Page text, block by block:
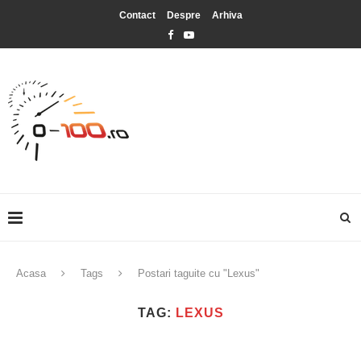
Contact Despre Arhiva
Acasa Tags Postari taguite cu "Lexus"
TAG: LEXUS